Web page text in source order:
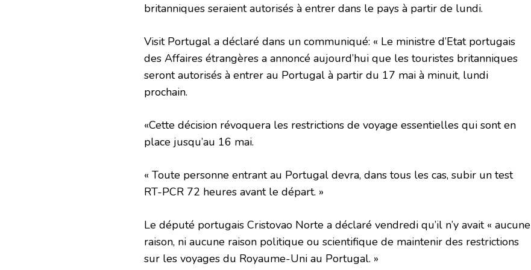
britanniques seraient autorisés à entrer dans le pays à partir de lundi.
Visit Portugal a déclaré dans un communiqué: « Le ministre d’Etat portugais
des Affaires étrangères a annoncé aujourd’hui que les touristes britanniques
seront autorisés à entrer au Portugal à partir du 17 mai à minuit, lundi
prochain.
«Cette décision révoquera les restrictions de voyage essentielles qui sont en
place jusqu’au 16 mai.
« Toute personne entrant au Portugal devra, dans tous les cas, subir un test
RT-PCR 72 heures avant le départ. »
Le député portugais Cristovao Norte a déclaré vendredi qu’il n’y avait « aucune
raison, ni aucune raison politique ou scientifique de maintenir des restrictions
sur les voyages du Royaume-Uni au Portugal. »